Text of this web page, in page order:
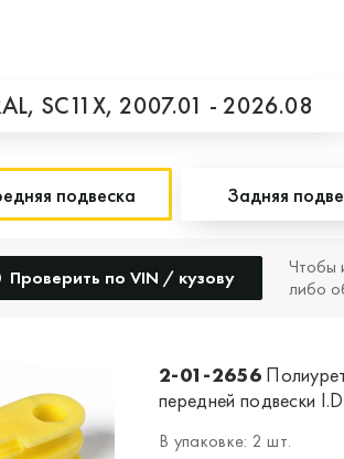
SC11X, 2007.01 - 2026.08
подвеска Задняя
Проверить по VIN / кузову
Чтобы
либо
2-01-2656
передней подвески
В упаковке: 2 шт.